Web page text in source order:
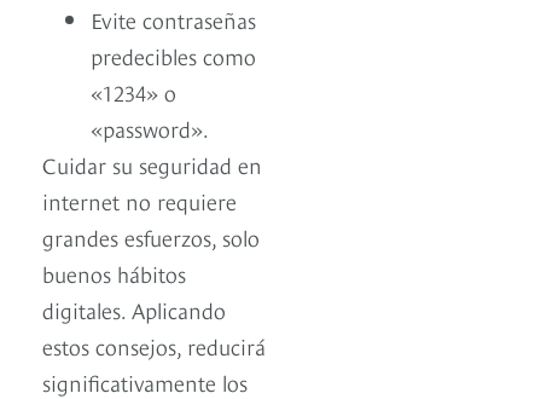
Evite contraseñas
predecibles como
«1234» o
«password».
Cuidar su seguridad en
internet no requiere
grandes esfuerzos, solo
buenos hábitos
digitales. Aplicando
estos consejos, reducirá
significativamente los